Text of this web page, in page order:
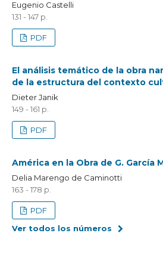
Eugenio Castelli
131 - 147 p.
PDF
El análisis temático de la obra
de la estructura del contexto
Dieter Janik
149 - 161 p.
PDF
América en la Obra de G. García
Delia Marengo de Caminotti
163 - 178 p.
PDF
Ver todos los números